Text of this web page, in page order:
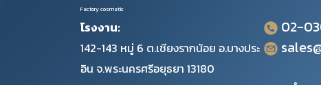
Factory cosmetic
โรงงาน:
142-143 หมู่ 6 ต.เชียงรากน้อย อ.บางประ
อิน จ.พระนครศรีอยุธยา 13180
02-